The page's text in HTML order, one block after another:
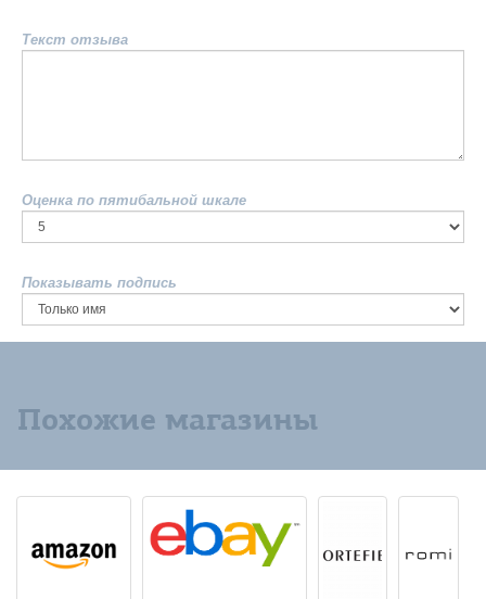
Текст отзыва
Оценка по пятибальной шкале
Показывать подпись
Похожие магазины